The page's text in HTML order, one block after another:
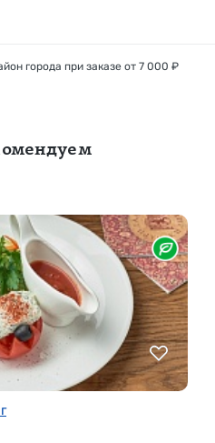
города при заказе от 7 000 ₽